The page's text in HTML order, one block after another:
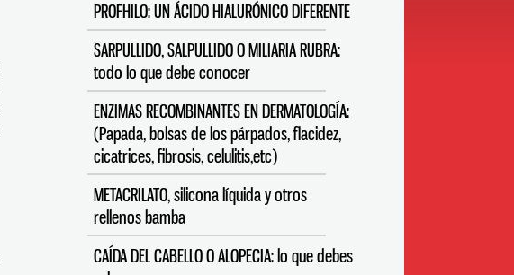
PROFHILO: UN ÁCIDO HIALURÓNICO DIFERENTE
SARPULLIDO, SALPULLIDO O MILIARIA RUBRA:
todo lo que debe conocer
ENZIMAS RECOMBINANTES EN DERMATOLOGÍA:
(Papada, bolsas de los párpados, flacidez,
cicatrices, fibrosis, celulitis,etc)
METACRILATO, silicona líquida y otros
rellenos bamba
CAÍDA DEL CABELLO O ALOPECIA: lo que debes